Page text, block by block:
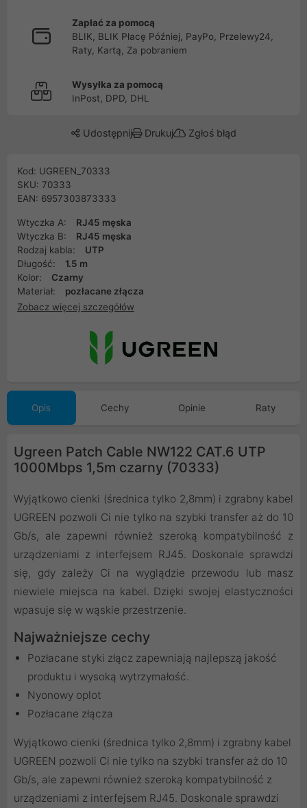
Zapłać za pomocą
BLIK, BLIK Płacę Później, PayPo, Przelewy24,
Raty, Kartą, Za pobraniem
Wysyłka za pomocą
InPost, DPD, DHL
Udostępnij Drukuj Zgłoś błąd
Kod: UGREEN_70333
SKU: 70333
EAN: 6957303873333
Wtyczka A:
RJ45 męska
Wtyczka B:
RJ45 męska
Rodzaj kabla:
UTP
Długość:
1.5 m
Kolor:
Czarny
Materiał:
pozłacane złącza
Zobacz więcej szczegółów
Opis Cechy Opinie Raty
Ugreen Patch Cable NW122 CAT.6 UTP
1000Mbps 1,5m czarny (70333)
Wyjątkowo cienki (średnica tylko 2,8mm) i zgrabny kabel
UGREEN pozwoli Ci nie tylko na szybki transfer aż do 10
Gb/s, ale zapewni również szeroką kompatybilność z
urządzeniami z interfejsem RJ45. Doskonale sprawdzi
się, gdy zależy Ci na wyglądzie przewodu lub masz
niewiele miejsca na kabel. Dzięki swojej elastyczności
wpasuje się w wąskie przestrzenie.
Najważniejsze cechy
Pozłacane styki złącz zapewniają najlepszą jakość
produktu i wysoką wytrzymałość.
Nyonowy oplot
Pozłacane złącza
Wyjątkowo cienki (średnica tylko 2,8mm) i zgrabny kabel
UGREEN pozwoli Ci nie tylko na szybki transfer aż do 10
Gb/s, ale zapewni również szeroką kompatybilność z
urządzeniami z interfejsem RJ45. Doskonale sprawdzi